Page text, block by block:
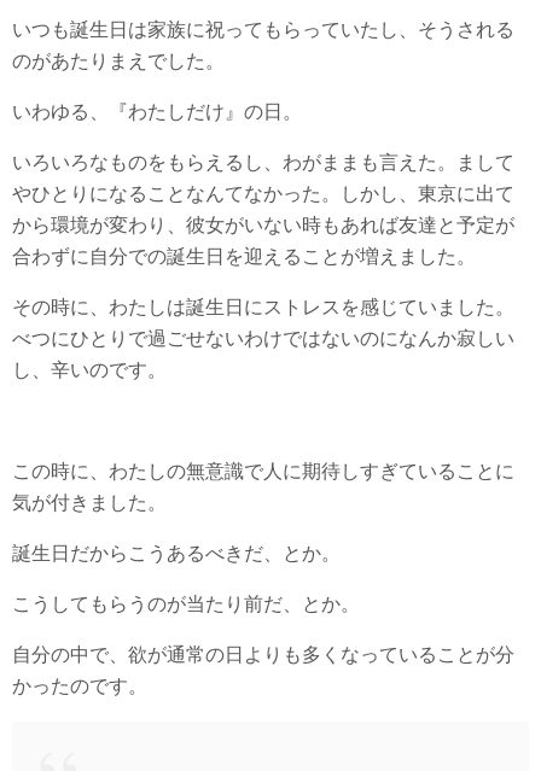
いつも誕生日は家族に祝ってもらっていたし、そうされる
のがあたりまえでした。
いわゆる、『わたしだけ』の日。
いろいろなものをもらえるし、わがままも言えた。まして
やひとりになることなんてなかった。しかし、東京に出て
から環境が変わり、彼女がいない時もあれば友達と予定が
合わずに自分での誕生日を迎えることが増えました。
その時に、わたしは誕生日にストレスを感じていました。
べつにひとりで過ごせないわけではないのになんか寂しい
し、辛いのです。
この時に、わたしの無意識で人に期待しすぎていることに
気が付きました。
誕生日だからこうあるべきだ、とか。
こうしてもらうのが当たり前だ、とか。
自分の中で、欲が通常の日よりも多くなっていることが分
かったのです。